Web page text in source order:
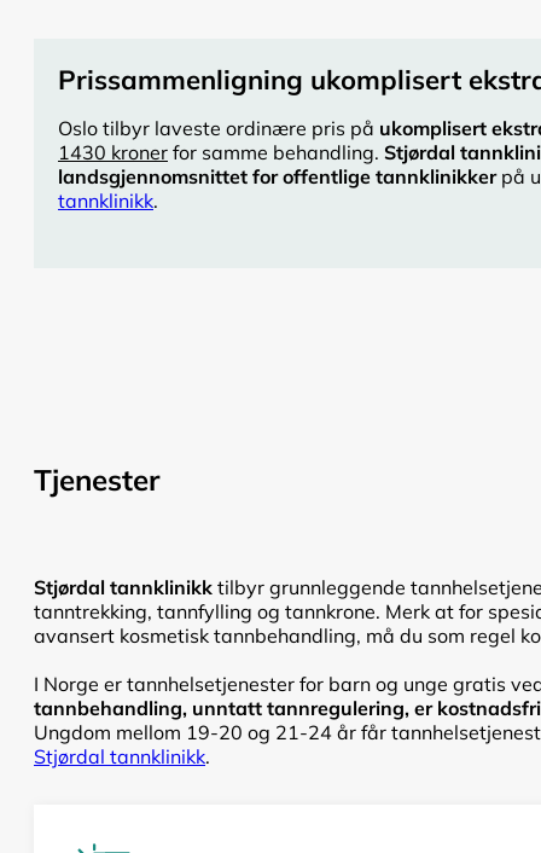
Prissammenligning ukomplisert
Oslo tilbyr laveste ordinære pris på ukomplisert
1430 kroner for samme behandling. Stjørdal
landsgjennomsnittet for offentlige tannklinikkerpå
tannklinikk.
Tjenester
Stjørdal tannklinikk tilbyr grunnleggende
tanntrekking, tannfylling og tannkrone. Merk at for
avansert kosmetisk tannbehandling, må du som regel
I Norge er tannhelsetjenester for barn og unge gratis
tannbehandling, unntatt tannregulering, er
Ungdom mellom 19-20 og 21-24 år får
Stjørdal tannklinikk.